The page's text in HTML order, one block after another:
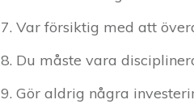
Var försiktig med att
Du måste vara
Gör aldrig några